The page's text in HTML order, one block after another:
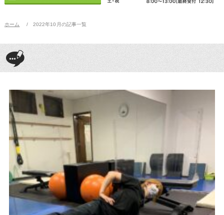
ホーム 2022年10月の記事一覧